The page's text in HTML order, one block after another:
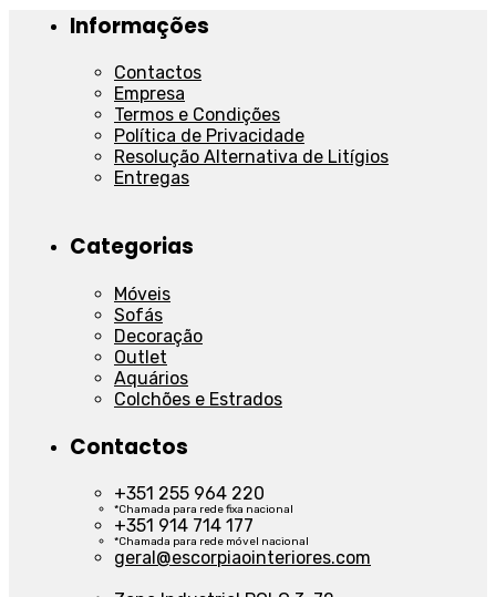
Informações
Contactos
Empresa
Termos e Condições
Política de Privacidade
Resolução Alternativa de Litígios
Entregas
Categorias
Móveis
Sofás
Decoração
Outlet
Aquários
Colchões e Estrados
Contactos
+351 255 964 220
*Chamada para rede fixa nacional
+351 914 714 177
*Chamada para rede móvel nacional
geral@escorpiaointeriores.com